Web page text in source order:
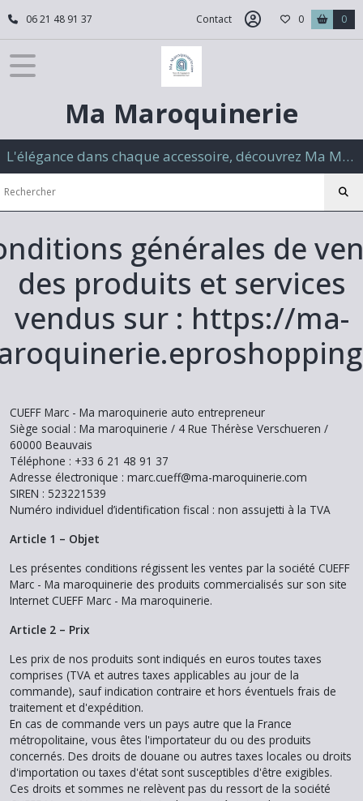
06 21 48 91 37 Contact 0 0
Ma Maroquinerie
L'élégance dans chaque accessoire, découvrez Ma Maroquinerie
générales de
des produits et services
vendus sur : https://ma-
CUEFF Marc - Ma maroquinerie auto entrepreneur
Siège social : Ma maroquinerie / 4 Rue Thérèse Verschueren /
60000 Beauvais
Téléphone : +33 6 21 48 91 37
Adresse électronique : marc.cueff@ma-maroquinerie.com
SIREN : 523221539
Numéro individuel d’identification fiscal : non assujetti à la TVA
Article 1 – Objet
Les présentes conditions régissent les ventes par la société CUEFF
Marc - Ma maroquinerie des produits commercialisés sur son site
Internet CUEFF Marc - Ma maroquinerie.
Article 2 – Prix
Les prix de nos produits sont indiqués en euros toutes taxes
comprises (TVA et autres taxes applicables au jour de la
commande), sauf indication contraire et hors éventuels frais de
traitement et d'expédition.
En cas de commande vers un pays autre que la France
métropolitaine, vous êtes l'importateur du ou des produits
concernés. Des droits de douane ou autres taxes locales ou droits
d'importation ou taxes d'état sont susceptibles d'être exigibles.
Ces droits et sommes ne relèvent pas du ressort de la société